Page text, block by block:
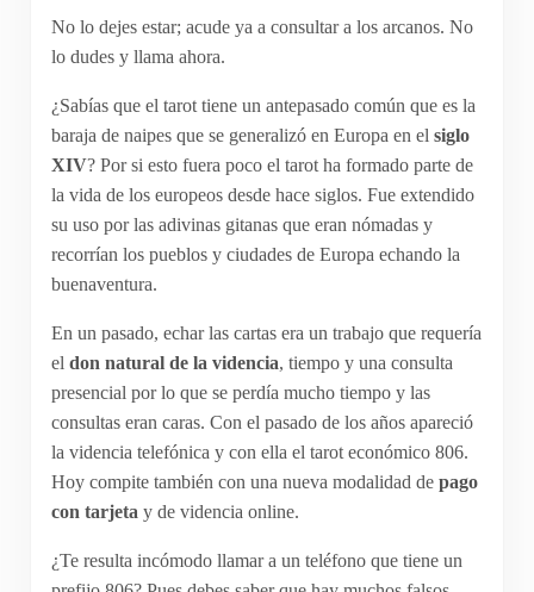
No lo dejes estar; acude ya a consultar a los arcanos. No
lo dudes y llama ahora.
¿Sabías que el tarot tiene un antepasado común que es la
baraja de naipes que se generalizó en Europa en el siglo
XIV? Por si esto fuera poco el tarot ha formado parte de
la vida de los europeos desde hace siglos. Fue extendido
su uso por las adivinas gitanas que eran nómadas y
recorrían los pueblos y ciudades de Europa echando la
buenaventura.
En un pasado, echar las cartas era un trabajo que requería
el don natural de la videncia, tiempo y una consulta
presencial por lo que se perdía mucho tiempo y las
consultas eran caras. Con el pasado de los años apareció
la videncia telefónica y con ella el tarot económico 806.
Hoy compite también con una nueva modalidad de pago
con tarjeta y de videncia online.
¿Te resulta incómodo llamar a un teléfono que tiene un